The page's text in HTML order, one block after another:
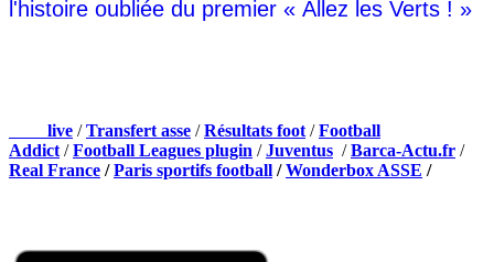
l'histoire oubliée du premier « Allez les Verts ! »
live /Transfert asse /Résultats foot /Football
Addict /Football Leagues plugin /Juventus /Barca-Actu.fr /
Real France /Paris sportifs football /Wonderbox ASSE /